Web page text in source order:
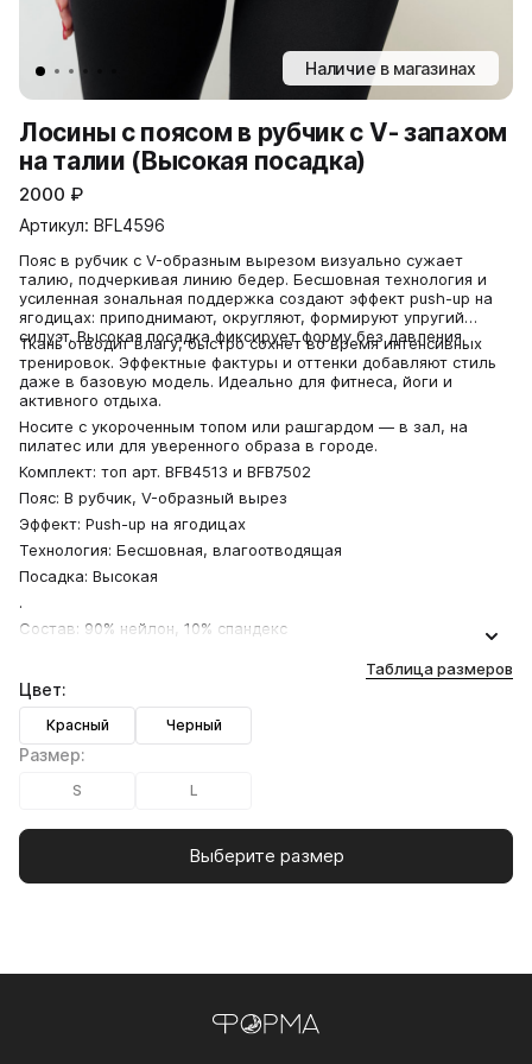
Наличие в магазинах
Лосины с поясом в рубчик с V- запахом
на талии (Высокая посадка)
2000 ₽
Артикул: BFL4596
Пояс в рубчик с V-образным вырезом визуально сужает
талию, подчеркивая линию бедер. Бесшовная технология и
усиленная зональная поддержка создают эффект push-up на
ягодицах: приподнимают, округляют, формируют упругий
силуэт. Высокая посадка фиксирует форму без давления.
Ткань отводит влагу, быстро сохнет во время интенсивных
тренировок. Эффектные фактуры и оттенки добавляют стиль
даже в базовую модель. Идеально для фитнеса, йоги и
активного отдыха.
Носите с укороченным топом или рашгардом — в зал, на
пилатес или для уверенного образа в городе.
Комплект: топ арт. BFB4513 и BFB7502
Пояс: В рубчик, V-образный вырез
Эффект: Push-up на ягодицах
Технология: Бесшовная, влагоотводящая
Посадка: Высокая
.
Состав: 90% нейлон, 10% спандекс
Таблица размеров
Цвет:
Красный Черный
Размер:
S L
Выберите размер